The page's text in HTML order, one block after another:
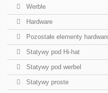
Werble
Hardware
Pozostałe elementy
Statywy pod Hi-hat
Statywy pod werbel
Statywy proste